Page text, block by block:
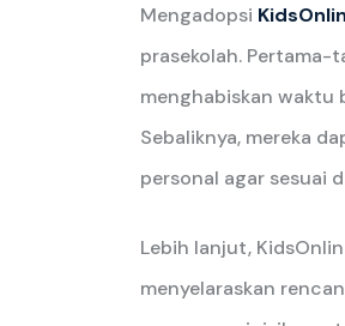
Mengadopsi
prasekolah.
menghabiskan waktu
Sebaliknya, mereka
personal agar sesuai
Lebih lanjut,
menyelaraskan